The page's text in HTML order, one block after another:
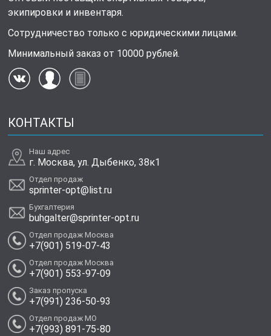
экипировки и инвентаря.
Сотрудничество только с юридическими лицами.
Минимальный заказ от 10000 рублей.
КОНТАКТЫ
Наш адрес
г. Москва, ул. Дыбенко, 38к1
Отдел продаж
sprinter-opt@list.ru
Бухгалтерия
buhgalter@sprinter-opt.ru
Отдел продаж Москва
+7(901) 519-07-43
Отдел продаж Москва
+7(901) 553-97-09
Заказ пропуска
+7(991) 236-50-93
Отдел продаж МО
+7(993) 891-75-80